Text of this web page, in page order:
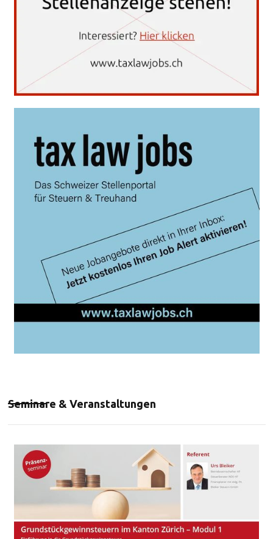
Seminare & Veranstaltungen